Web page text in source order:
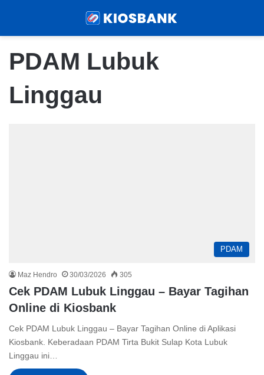
PDAM Lubuk
Linggau
PDAM
Maz Hendro 30/03/2026 305
Cek PDAM Lubuk Linggau – Bayar Tagihan
Online di Kiosbank
Cek PDAM Lubuk Linggau – Bayar Tagihan Online di Aplikasi
Kiosbank. Keberadaan PDAM Tirta Bukit Sulap Kota Lubuk
Linggau ini…